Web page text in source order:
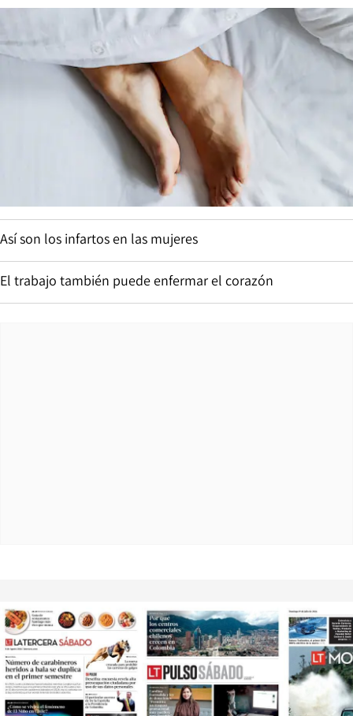
Así son los infartos en las mujeres
El trabajo también puede enfermar el corazón
Opens in new window Opens in